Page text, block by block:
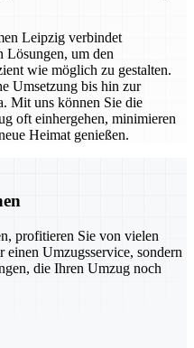
Leipzig verbindet
Lösungen, um den
wie möglich zu gestalten.
Umsetzung bis hin zur
Mit uns können Sie die
oft einhergehen, minimieren
Heimat genießen.
profitieren Sie von vielen
Umzugsservice, sondern
die Ihren Umzug noch